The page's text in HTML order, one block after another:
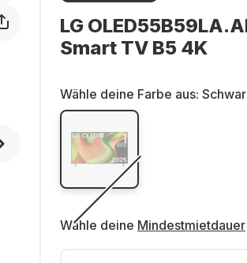
LG
Smart TV B5 4K
Wähle deine Farbe aus:
Wähle deine Mindestmietdauer